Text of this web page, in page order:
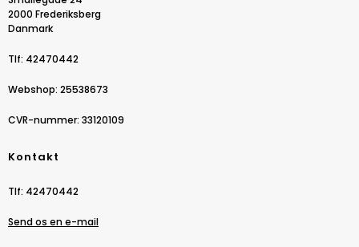
2000 Frederiksberg
Danmark
Tlf: 42470442
Webshop: 25538673
CVR-nummer: 33120109
Kontakt
Tlf: 42470442
Send os en e-mail